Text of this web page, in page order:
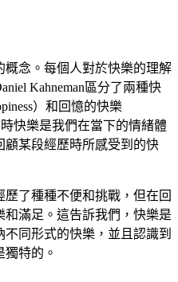
念。每個人對於快樂的理解
Kahneman區分了兩種快
）和回憶的快樂
時快樂是我們在當下的情緒體
顧某段經歷時所感受到的快
了種種不便和挑戰，但在回
滿足。這告訴我們，快樂是
同形式的快樂，並且認識到
特的。